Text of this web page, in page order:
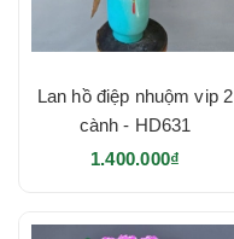
Lan hồ điệp nhuộm vip 2
cành - HD631
1.400.000₫